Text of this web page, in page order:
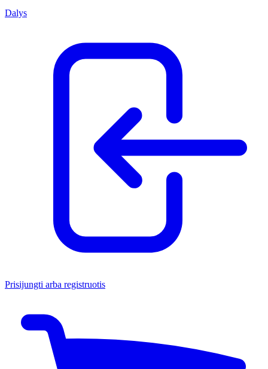
Dalys
Prisijungti arba registruotis